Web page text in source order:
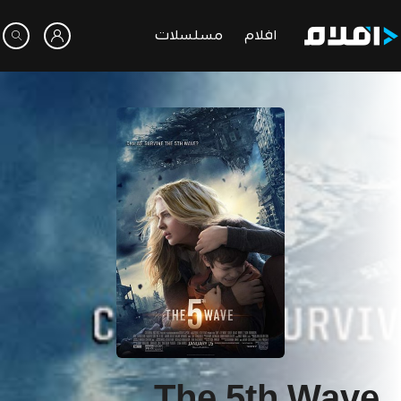
افلام مسلسلات